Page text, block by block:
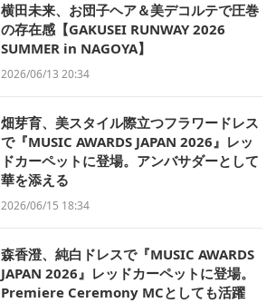
横田未来、お団子ヘア＆美デコルテで圧巻
の存在感【GAKUSEI RUNWAY 2026
SUMMER in NAGOYA】
2026/06/13 20:34
畑芽育、美スタイル際立つフラワードレス
で『MUSIC AWARDS JAPAN 2026』レッ
ドカーペットに登場。アンバサダーとして
華を添える
2026/06/15 18:34
森香澄、純白ドレスで『MUSIC AWARDS
JAPAN 2026』レッドカーペットに登場。
Premiere Ceremony MCとしても活躍